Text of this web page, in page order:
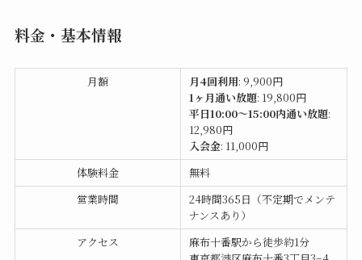
料金・基本情報
月額 月4回利用: 9,900円
1ヶ月通い放題: 19,800円
平日10:00〜15:00内通い放題:
12,980円
入会金: 11,000円
体験料金
無料
営業時間
24時間365日（不定期でメンテ
ナンスあり）
アクセス
麻布十番駅から徒歩約1分